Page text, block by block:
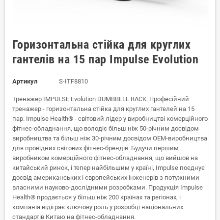
Горизонтальна стійка для круглих
гантелів на 15 пар Impulse Evolution
Артикул S-ITF8810
Тренажер IMPULSE Evolution DUMBBELL RACK. Професійний
тренажер - горизонтальна стійка для круглих гантелей на 15
пар. Impulse Health® - світовий лідер у виробництві комерційного
фітнес-обладнання, що володіє більш ніж 50-річним досвідом
виробництва та більш ніж 30-річним досвідом OEM-виробництва
для провідних світових фітнес-брендів. Будучи першим
виробником комерційного фітнес-обладнання, що вийшов на
китайський ринок, і тепер найбільшим у країні, Impulse поєднує
досвід американських і європейських інженерів з потужними
власними науково-дослідними розробками. Продукція Impulse
Health® продається у більш ніж 200 країнах та регіонах, і
компанія відіграє ключову роль у розробці національних
стандартів Китаю на фітнес-обладнання.